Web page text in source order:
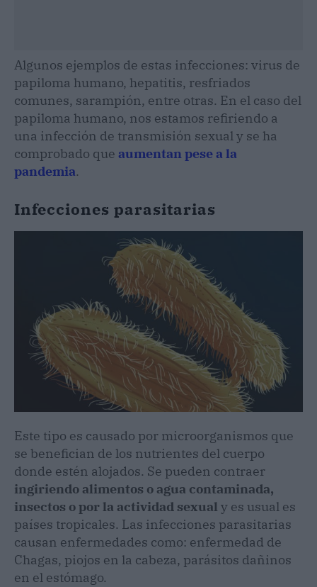
Algunos ejemplos de estas infecciones: virus de
papiloma humano, hepatitis, resfriados
comunes, sarampión, entre otras. En el caso del
papiloma humano, nos estamos refiriendo a
una infección de transmisión sexual y se ha
comprobado que aumentan pese a la
pandemia.
Infecciones parasitarias
Este tipo es causado por microorganismos que
se benefician de los nutrientes del cuerpo
donde estén alojados. Se pueden contraer
ingiriendo alimentos o agua contaminada,
insectos o por la actividad sexual y es usual es
países tropicales. Las infecciones parasitarias
causan enfermedades como: enfermedad de
Chagas, piojos en la cabeza, parásitos dañinos
en el estómago.